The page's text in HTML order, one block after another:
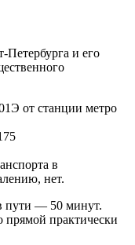
Петербурга и его
от станции метро
в
нет.
пути — 50 минут.
прямой практически